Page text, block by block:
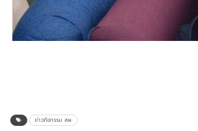
ข่าวกิจกรรม สผ.